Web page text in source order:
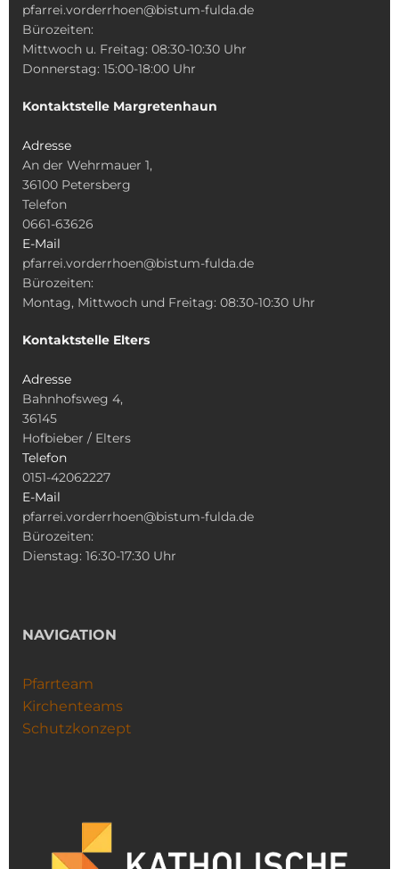
pfarrei.vorderrhoen@bistum-fulda.de
Bürozeiten:
Mittwoch u. Freitag: 08:30-10:30 Uhr
Donnerstag: 15:00-18:00 Uhr
Kontaktstelle Margretenhaun
Adresse
An der Wehrmauer 1,
36100 Petersberg
Telefon
0661-63626
E-Mail
pfarrei.vorderrhoen@bistum-fulda.de
Bürozeiten:
Montag, Mittwoch und Freitag: 08:30-10:30 Uhr
Kontaktstelle Elters
Adresse
Bahnhofsweg 4,
36145
Hofbieber / Elters
Telefon
0151-42062227
E-Mail
pfarrei.vorderrhoen@bistum-fulda.de
Bürozeiten:
Dienstag: 16:30-17:30 Uhr
NAVIGATION
Pfarrteam
Kirchenteams
Schutzkonzept